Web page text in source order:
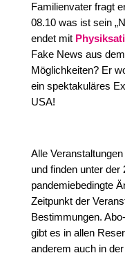
Familienvater fragt
08.10 was ist sein
endet mit
Fake News aus
Möglichkeiten? Er
ein spektakuläres
USA!
Alle
und finden unter der
pandemiebedingte
Zeitpunkt der
Bestimmungen.
gibt es in allen
anderem auch in